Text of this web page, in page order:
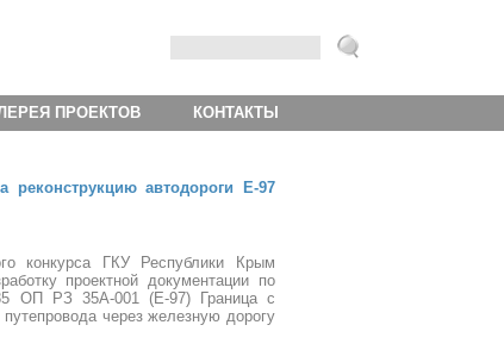
ПРОЕКТОВ КОНТАКТЫ
автодороги Е-97
конкурса ГКУ Республики Крым
проектной документации по
35 ОП РЗ 35А-001 (Е-97) Граница с
через железную дорогу